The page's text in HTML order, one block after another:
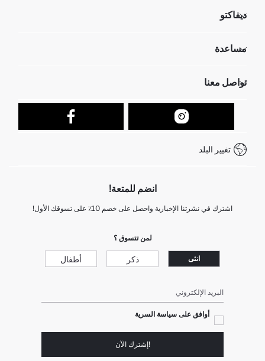
ديفاكتو
تعرف علينا
مساعدة
عمليات الارجاع و الاستبدال السهلة
تتبع الشحنة
كيف يمكنك التسوق في ديفاكتو ؟
كيف تدفع في ديفاكتو؟
تواصل معنا
نموذج الاتصال
+212 525 076 633 خدمة العملاء
تغيير البلد
انضم للمتعة!
اشترك في نشرتنا الإخبارية واحصل على خصم 10٪ على تسوقك الأول!
لمن تتسوق ؟
انثى ذكر أطفال
البريد الإلكتروني
أوافق على سياسة السرية
!إشترك الآن